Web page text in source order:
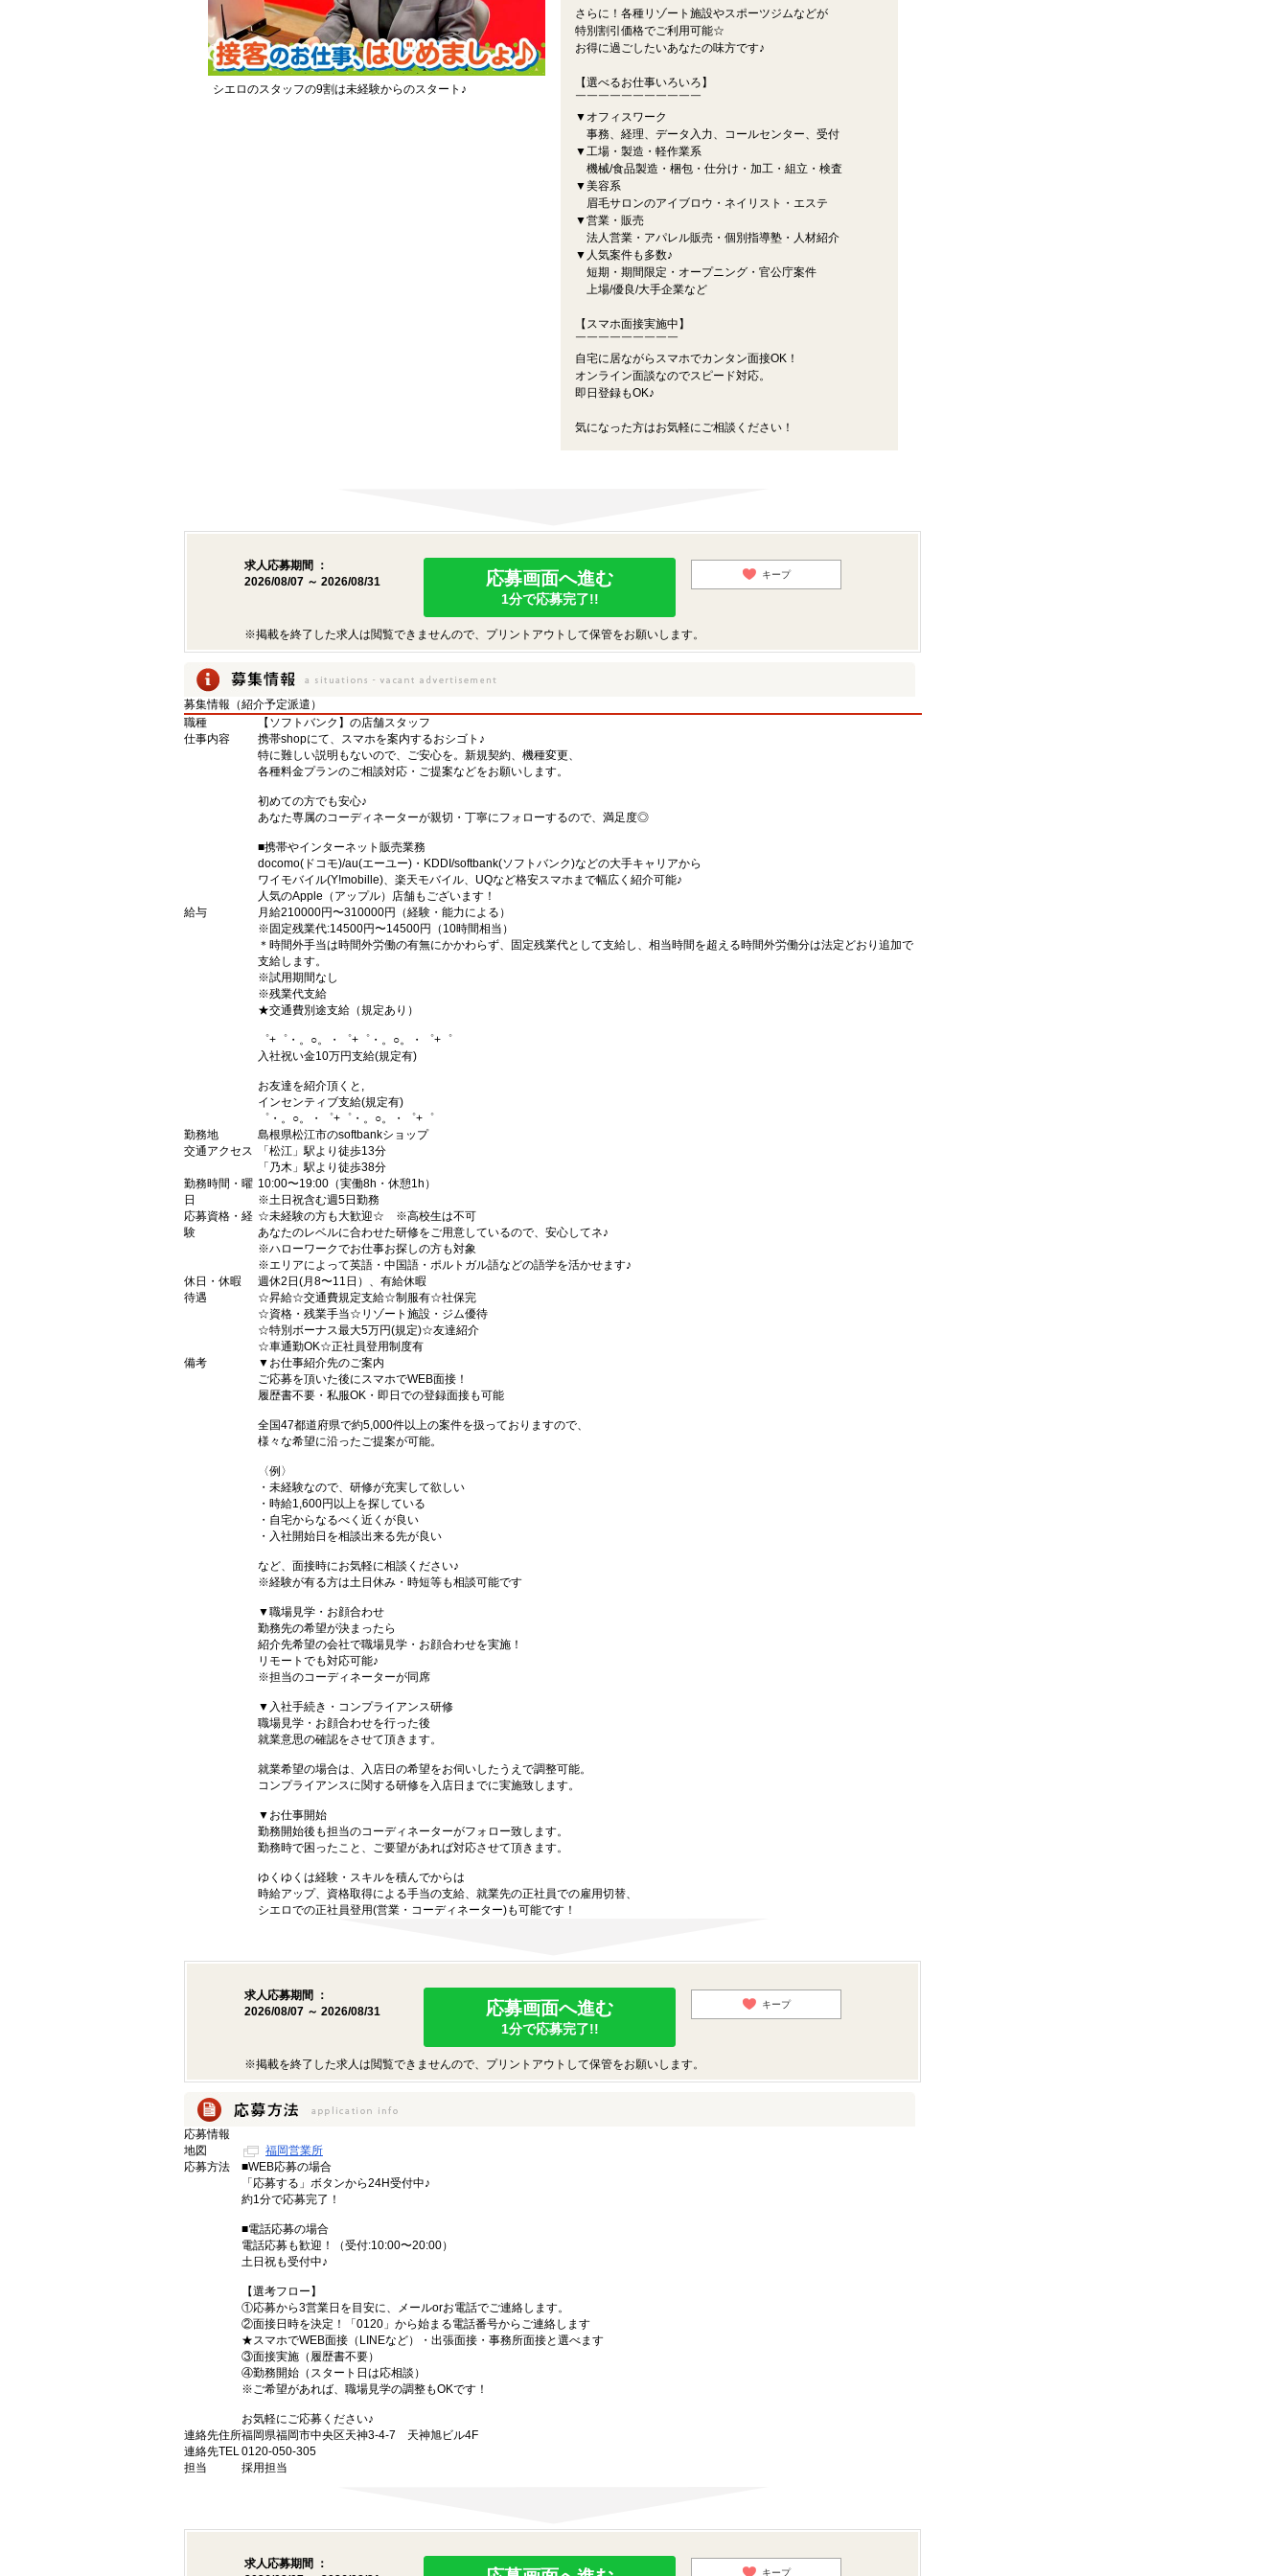
シエロのスタッフの9割は未経験からのスタート♪
さらに！各種リゾート施設やスポーツジムなどが
特別割引価格でご利用可能☆
お得に過ごしたいあなたの味方です♪
【選べるお仕事いろいろ】
￣￣￣￣￣￣￣￣￣￣￣
▼オフィスワーク
事務、経理、データ入力、コールセンター、受付
▼工場・製造・軽作業系
機械/食品製造・梱包・仕分け・加工・組立・検査
▼美容系
眉毛サロンのアイブロウ・ネイリスト・エステ
▼営業・販売
法人営業・アパレル販売・個別指導塾・人材紹介
▼人気案件も多数♪
短期・期間限定・オープニング・官公庁案件
上場/優良/大手企業など
【スマホ面接実施中】
￣￣￣￣￣￣￣￣￣
自宅に居ながらスマホでカンタン面接OK！
オンライン面談なのでスピード対応。
即日登録もOK♪
気になった方はお気軽にご相談ください！
求人応募期間 ：
2026/08/07 ～ 2026/08/31
応募画面へ進む
1分で応募完了!!
キープ
※掲載を終了した求人は閲覧できませんので、プリントアウトして保管をお願いします。
募集情報（紹介予定派遣）
職種
【ソフトバンク】の店舗スタッフ
仕事内容
携帯shopにて、スマホを案内するおシゴト♪
特に難しい説明もないので、ご安心を。新規契約、機種変更、
各種料金プランのご相談対応・ご提案などをお願いします。
初めての方でも安心♪
あなた専属のコーディネーターが親切・丁寧にフォローするので、満足度◎
■携帯やインターネット販売業務
docomo(ドコモ)/au(エーユー)・KDDI/softbank(ソフトバンク)などの大手キャリアから
ワイモバイル(Y!mobille)、楽天モバイル、UQなど格安スマホまで幅広く紹介可能♪
人気のApple（アップル）店舗もございます！
給与
月給210000円〜310000円（経験・能力による）
※固定残業代:14500円〜14500円（10時間相当）
＊時間外手当は時間外労働の有無にかかわらず、固定残業代として支給し、相当時間を超える時間外労働分は法定どおり追加で
支給します。
※試用期間なし
※残業代支給
★交通費別途支給（規定あり）
゜+゜・。○。・゜+゜・。○。・゜+゜
入社祝い金10万円支給(規定有)
お友達を紹介頂くと,
インセンティブ支給(規定有)
゜・。○。・゜+゜・。○。・゜+゜
勤務地
島根県松江市のsoftbankショップ
交通アクセス
「松江」駅より徒歩13分
「乃木」駅より徒歩38分
勤務時間・曜
日
10:00〜19:00（実働8h・休憩1h）
※土日祝含む週5日勤務
応募資格・経
験
☆未経験の方も大歓迎☆ ※高校生は不可
あなたのレベルに合わせた研修をご用意しているので、安心してネ♪
※ハローワークでお仕事お探しの方も対象
※エリアによって英語・中国語・ポルトガル語などの語学を活かせます♪
休日・休暇
週休2日(月8〜11日）、有給休暇
待遇
☆昇給☆交通費規定支給☆制服有☆社保完
☆資格・残業手当☆リゾート施設・ジム優待
☆特別ボーナス最大5万円(規定)☆友達紹介
☆車通勤OK☆正社員登用制度有
備考
▼お仕事紹介先のご案内
ご応募を頂いた後にスマホでWEB面接！
履歴書不要・私服OK・即日での登録面接も可能
全国47都道府県で約5,000件以上の案件を扱っておりますので、
様々な希望に沿ったご提案が可能。
〈例〉
・未経験なので、研修が充実して欲しい
・時給1,600円以上を探している
・自宅からなるべく近くが良い
・入社開始日を相談出来る先が良い
など、面接時にお気軽に相談ください♪
※経験が有る方は土日休み・時短等も相談可能です
▼職場見学・お顔合わせ
勤務先の希望が決まったら
紹介先希望の会社で職場見学・お顔合わせを実施！
リモートでも対応可能♪
※担当のコーディネーターが同席
▼入社手続き・コンプライアンス研修
職場見学・お顔合わせを行った後
就業意思の確認をさせて頂きます。
就業希望の場合は、入店日の希望をお伺いしたうえで調整可能。
コンプライアンスに関する研修を入店日までに実施致します。
▼お仕事開始
勤務開始後も担当のコーディネーターがフォロー致します。
勤務時で困ったこと、ご要望があれば対応させて頂きます。
ゆくゆくは経験・スキルを積んでからは
時給アップ、資格取得による手当の支給、就業先の正社員での雇用切替、
シエロでの正社員登用(営業・コーディネーター)も可能です！
求人応募期間 ：
2026/08/07 ～ 2026/08/31
応募画面へ進む
1分で応募完了!!
キープ
※掲載を終了した求人は閲覧できませんので、プリントアウトして保管をお願いします。
応募情報
地図
福岡営業所
応募方法
■WEB応募の場合
「応募する」ボタンから24H受付中♪
約1分で応募完了！
■電話応募の場合
電話応募も歓迎！（受付:10:00〜20:00）
土日祝も受付中♪
【選考フロー】
①応募から3営業日を目安に、メールorお電話でご連絡します。
②面接日時を決定！「0120」から始まる電話番号からご連絡します
★スマホでWEB面接（LINEなど）・出張面接・事務所面接と選べます
③面接実施（履歴書不要）
④勤務開始（スタート日は応相談）
※ご希望があれば、職場見学の調整もOKです！
お気軽にご応募ください♪
連絡先住所福岡県福岡市中央区天神3-4-7 天神旭ビル4F
連絡先TEL0120-050-305
担当
採用担当
求人応募期間 ：
キープ